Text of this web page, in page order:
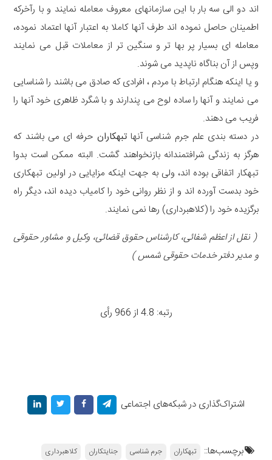
اند دو الی سه بار با این سازمانهای معروف معامله نمایند و با رآخرکه
اطمینان حاصل نموده اند طرف آنها کاملا به اعتبار آنها اعتماد نموده،
معامله ای بسیار پر بها تر و سنگین تر از معاملات قبل می نمایند
وپس از آن بناگاه ناپدید می شوند.
و یا اینکه هنگام ارتباط با مردم ، افرادی که صادق می باشند را شناسایی
می نمایند و آنها را ساده لوح می پندارند و با شگرد ظاهری خود آنها را
فریب می دهند.
در دسته بندی علم جرم شناسی آنهاتبهکاران حرفه ای می باشند که
هرگز به زندگی شرافتمندانه بازنخواهند گشت. البته ممکن است بدوا
تبهکار اتفاقی بوده اند، ولی به جهت اینکه مزایایی در اولین تبهکاری
خود بدست آورده اند و از نظر روانی خود را کامیاب دیده اند، دیگر راه
برگزیده خود را (کلاهبرداری) رها نمی نمایند.
( نقل از اعظم شفائی، کارشناس حقوق قضائی، وکیل و مشاور حقوقی
و مدیر دفتر خدمات حقوقی شمس )
رتبه: 4.8 از 966 رأی
اشتراک‌گذاری در شبکه‌های اجتماعی
برچسب‌ها:: تبهکاران جرم شناسی جنایتکاران کلاهبرداری